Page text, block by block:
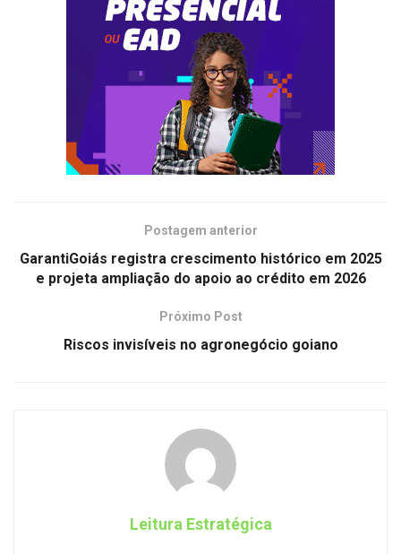
Postagem anterior
GarantiGoiás registra crescimento histórico em 2025
e projeta ampliação do apoio ao crédito em 2026
Próximo Post
Riscos invisíveis no agronegócio goiano
Leitura Estratégica